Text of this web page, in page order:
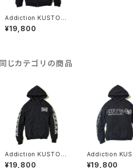
Addiction KUSTOM
THE LIFE ZIP HOODI
E "TWO FACE" BLAC
¥19,800
同じカテゴリの商品
Addiction KUSTOM
THE LIFE "CROSS"
¥19,800
Addiction
THE LIFE "C/S
¥19,800